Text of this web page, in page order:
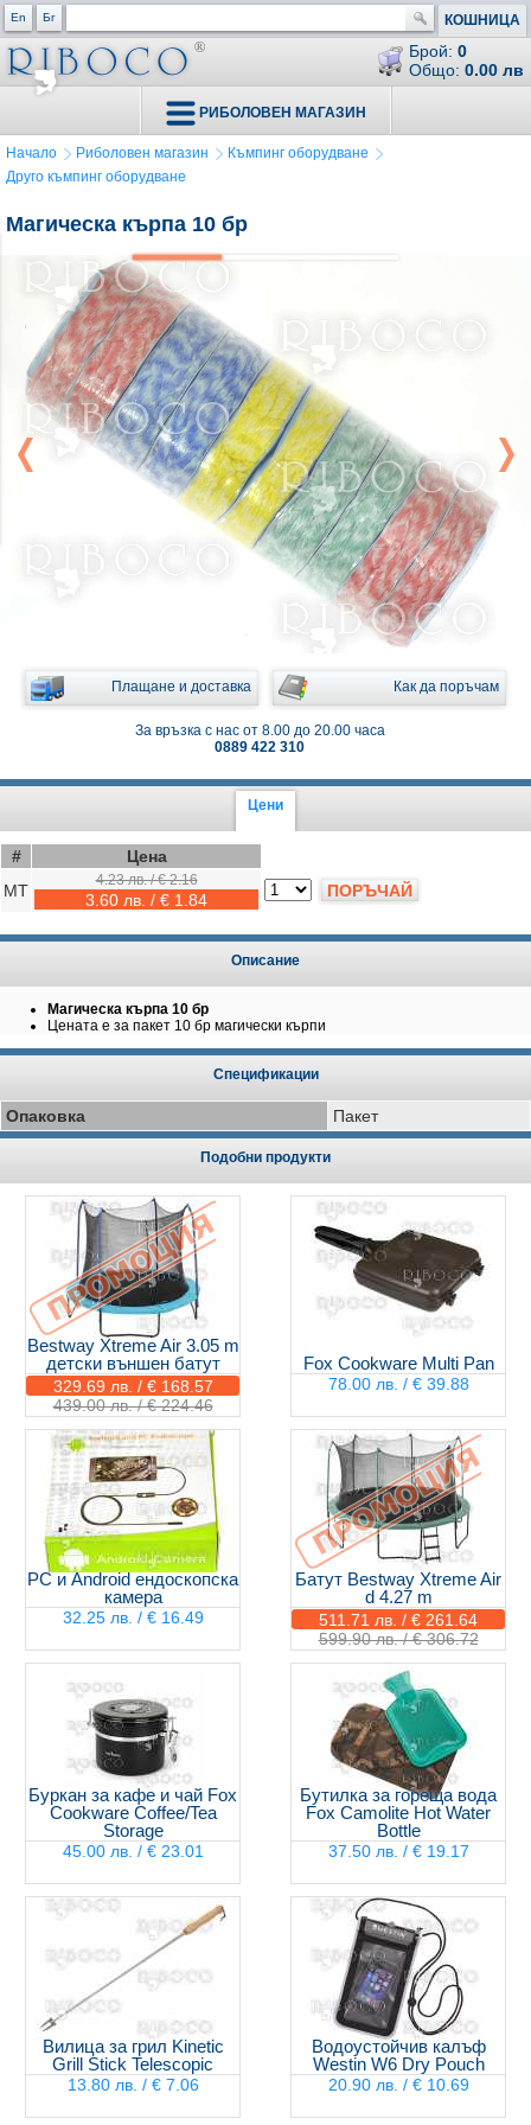
En Бг КОШНИЦА
Брой: 0
Общо: 0.00 лв
РИБОЛОВЕН МАГАЗИН
Начало Риболовен магазин
Къмпинг оборудване
Друго къмпинг оборудване
Магическа кърпа 10 бр
Плащане и доставка Как да поръчам
За връзка с нас от 8.00 до 20.00 часа
0889 422 310
Цени
#
Цена
MT
4.23 лв. / € 2.16
3.60 лв. / € 1.84 ПОРЪЧАЙ
Описание
Магическа кърпа 10 бр
Цената е за пакет 10 бр магически кърпи
Спецификации
Опаковка Пакет
Подобни продукти
Bestway Xtreme Air 3.05 m
детски външен батут
329.69 лв. / € 168.57
439.00 лв. / € 224.46
Fox Cookware Multi Pan
78.00 лв. / € 39.88
PC и Android ендоскопска
камера
32.25 лв. / € 16.49
Батут Bestway Xtreme Air
d 4.27 m
511.71 лв. / € 261.64
599.90 лв. / € 306.72
Буркан за кафе и чай Fox
Cookware Coffee/Tea
Storage
45.00 лв. / € 23.01
Бутилка за гореща вода
Fox Camolite Hot Water
Bottle
37.50 лв. / € 19.17
Вилица за грил Kinetic
Grill Stick Telescopic
13.80 лв. / € 7.06
Водоустойчив калъф
Westin W6 Dry Pouch
20.90 лв. / € 10.69